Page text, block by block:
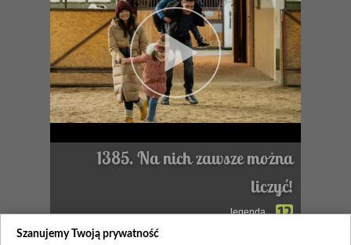
1385. Na nich zawsze można
liczyć!
legenda
Szanujemy Twoją prywatność